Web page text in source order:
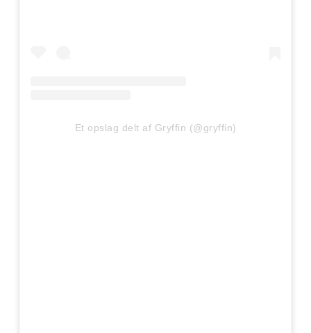
Et opslag delt af Gryffin (@gryffin)